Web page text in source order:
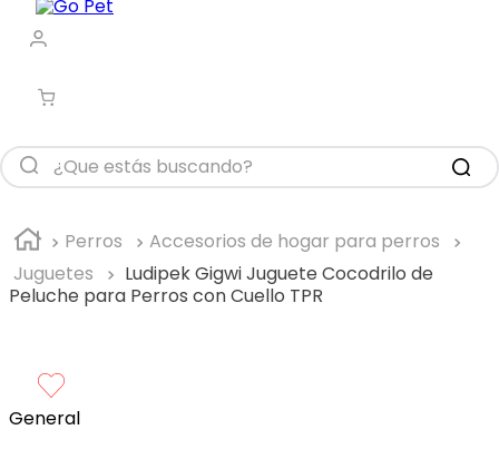
¿Que estás buscando?
Perros
Accesorios de hogar para perros
Juguetes
Ludipek Gigwi Juguete Cocodrilo de
Peluche para Perros con Cuello TPR
General